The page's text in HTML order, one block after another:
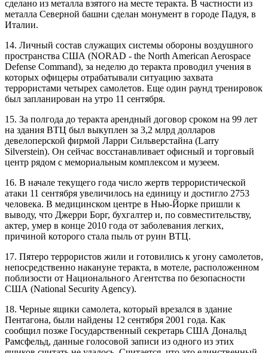
сделано из металла взятого на месте теракта. В частности из
металла Северной башни сделан монумент в городе Падуя, в
Италии.
14. Личный состав служащих системы обороны воздушного
пространства США (NORAD - the North American Aerospace
Defense Command), за неделю до теракта проводил учения в
которых офицеры отрабатывали ситуацию захвата
террористами четырех самолетов. Еще один раунд тренировок
был запланирован на утро 11 сентября.
15. За полгода до теракта арендный договор сроком на 99 лет
на здания ВТЦ был выкуплен за 3,2 млрд долларов
девелоперской фирмой Ларри Сильверстайна (Larry
Silverstein). Он сейчас восстанавливает офисный и торговый
центр рядом с мемориальным комплексом и музеем.
16. В начале текущего года число жертв террористической
атаки 11 сентября увеличилось на единицу и достигло 2753
человека. В медицинском центре в Нью-Йорке пришли к
выводу, что Джерри Борг, бухгалтер и, по совместительству,
актер, умер в конце 2010 года от заболевания легких,
причиной которого стала пыль от руин ВТЦ.
17. Пятеро террористов жили и готовились к угону самолетов,
непосредственно накануне теракта, в мотеле, расположенном
поблизости от Национального Агентства по безопасности
США (National Security Agency).
18. Черные ящики самолета, который врезался в здание
Пентагона, были найдены 12 сентября 2001 года. Как
сообщил позже Государственный секретарь США Дональд
Рамсфельд, данные голосовой записи из одного из этих